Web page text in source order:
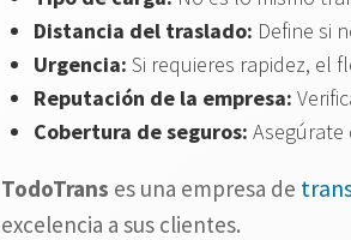
Distancia del traslado: Define si
Urgencia: Si requieres rapidez, el
Reputación de la empresa:
Cobertura de seguros: Asegúrate
TodoTrans es una empresa de
excelencia a sus clientes.